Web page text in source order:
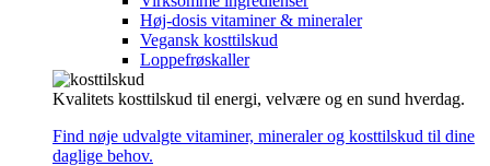
Høj-dosis vitaminer & mineraler
Vegansk kosttilskud
Loppefrøskaller
Kvalitets kosttilskud til energi, velvære og en sund hverdag.
Find nøje udvalgte vitaminer, mineraler og kosttilskud til dine
daglige behov.